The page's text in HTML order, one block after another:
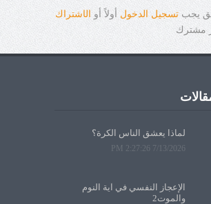
يجب تسجيل الدخول أولاً أو الاشتراك
مشترك
لماذا يعشق الناس الكرة؟
7/13/2026 2:27:26 PM
الإعجاز النفسي في آية النوم
والموت2